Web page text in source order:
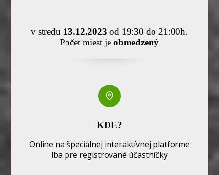
v stredu 13.12.2023 od 19:30 do 21:00h.
Počet miest je obmedzený
KDE?
Online na špeciálnej interaktívnej platforme
iba pre registrované účastníčky